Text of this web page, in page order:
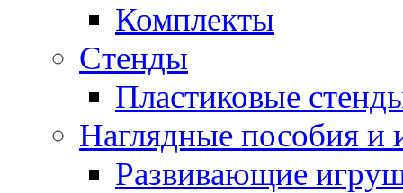
Комплекты
Стенды
Пластиковые
Наглядные пособия и
Развивающие